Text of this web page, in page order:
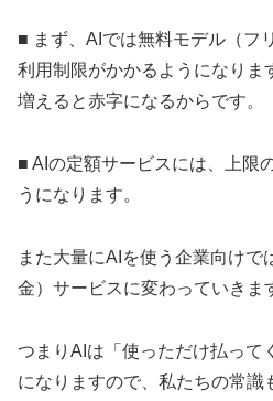
■ まず、AIでは無料モデル（フ
利用制限がかかるようになりま
増えると赤字になるからです。
■ AIの定額サービスには、上限
うになります。
また大量にAIを使う企業向けで
金）サービスに変わっていきま
つまりAIは「使っただけ払って
になりますので、私たちの常識